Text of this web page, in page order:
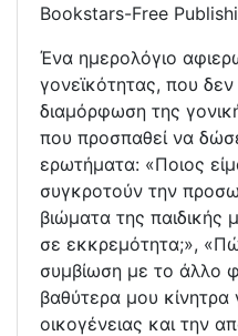
Bookstars-Free
Ένα ημερολόγιο
γονεϊκότητας, που
διαμόρφωση της
που προσπαθεί να
ερωτήματα: «Ποιος
συγκροτούν την
βιώματα της παιδικής
σε εκκρεμότητα;»,
συμβίωση με το άλλο
βαθύτερα μου κίνητρα
οικογένειας και την